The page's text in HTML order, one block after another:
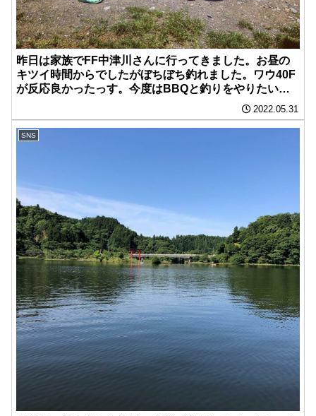
昨日は家族でFF中津川さんに行ってきました。お昼の
キツイ時間からでしたがぼちぼち釣れました。ワウ40F
が反応良かったっす。今度はBBQと釣りをやりたいと
2022.05.31
SNS